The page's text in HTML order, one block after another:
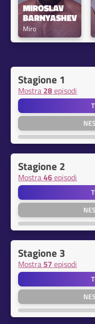
MIROSLAV
BARNYASHEV
Miro
Stagione 1
Mostra 28episodi
Stagione 2
Mostra46episodi
Stagione 3
Mostra 57 episodi